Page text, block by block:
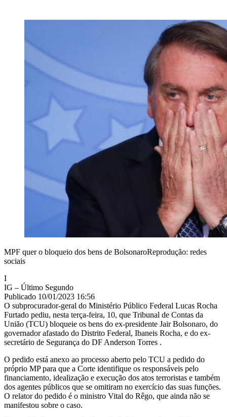
MPF quer o bloqueio dos bens de BolsonaroReprodução: redes
sociais
I
IG – Último Segundo
Publicado 10/01/2023 16:56
O subprocurador-geral do Ministério Público Federal Lucas Rocha
Furtado pediu, nesta terça-feira, 10, que Tribunal de Contas da
União (TCU) bloqueie os bens do ex-presidente Jair Bolsonaro, do
governador afastado do Distrito Federal, Ibaneis Rocha, e do ex-
secretário de Segurança do DF Anderson Torres .
O pedido está anexo ao processo aberto pelo TCU a pedido do
próprio MP para que a Corte identifique os responsáveis pelo
financiamento, idealização e execução dos atos terroristas e também
dos agentes públicos que se omitiram no exercício das suas funções.
O relator do pedido é o ministro Vital do Rêgo, que ainda não se
manifestou sobre o caso.